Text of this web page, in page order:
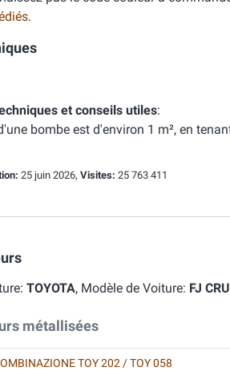
.
et conseils utiles:
bombe est d'environ 1 m², en
25 juin 2026, Visites: 25 763 411
TOYOTA, Modèle de Voiture: FJ
métallisées
TOY 202 / TOY 058